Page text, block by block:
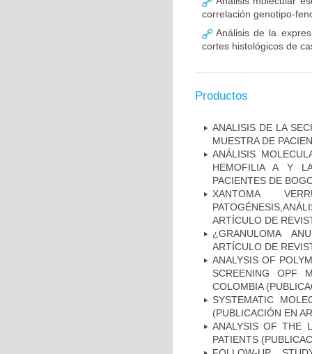
correlación genotipo-
Análisis de la
cortes histológicos de
Productos
ANALISIS DE LA
MUESTRA DE
ANÁLISIS
HEMOFILIA A Y
PACIENTES DE
XANTOMA
ARTÍCULO DE
¿GRANULOMA
ARTÍCULO DE
ANALYSIS OF
SCREENING OPF
COLOMBIA
SYSTEMATIC
(PUBLICACIÓN EN
ANALYSIS OF THE
PATIENTS